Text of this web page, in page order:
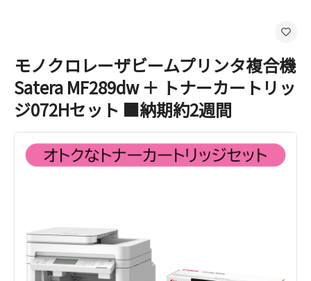
モノクロレーザビームプリンタ複合機
Satera MF289dw ＋ トナーカートリッ
ジ072Hセット ■納期約2週間